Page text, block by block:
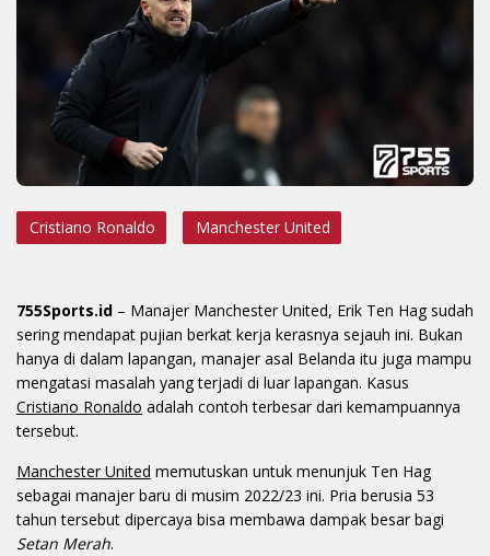
Cristiano Ronaldo Manchester United
755Sports.id – Manajer Manchester United, Erik Ten Hag sudah
sering mendapat pujian berkat kerja kerasnya sejauh ini. Bukan
hanya di dalam lapangan, manajer asal Belanda itu juga mampu
mengatasi masalah yang terjadi di luar lapangan. Kasus
Cristiano Ronaldo adalah contoh terbesar dari kemampuannya
tersebut.
Manchester United memutuskan untuk menunjuk Ten Hag
sebagai manajer baru di musim 2022/23 ini. Pria berusia 53
tahun tersebut dipercaya bisa membawa dampak besar bagi
Setan Merah.